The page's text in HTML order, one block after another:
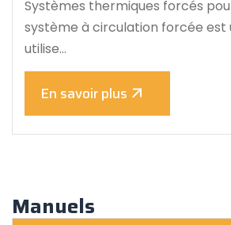
Systèmes thermiques forcés
système à circulation forcée est
utilise…
En savoir plus
Manuels